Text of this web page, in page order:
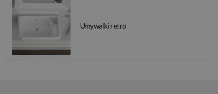
Umywalki retro